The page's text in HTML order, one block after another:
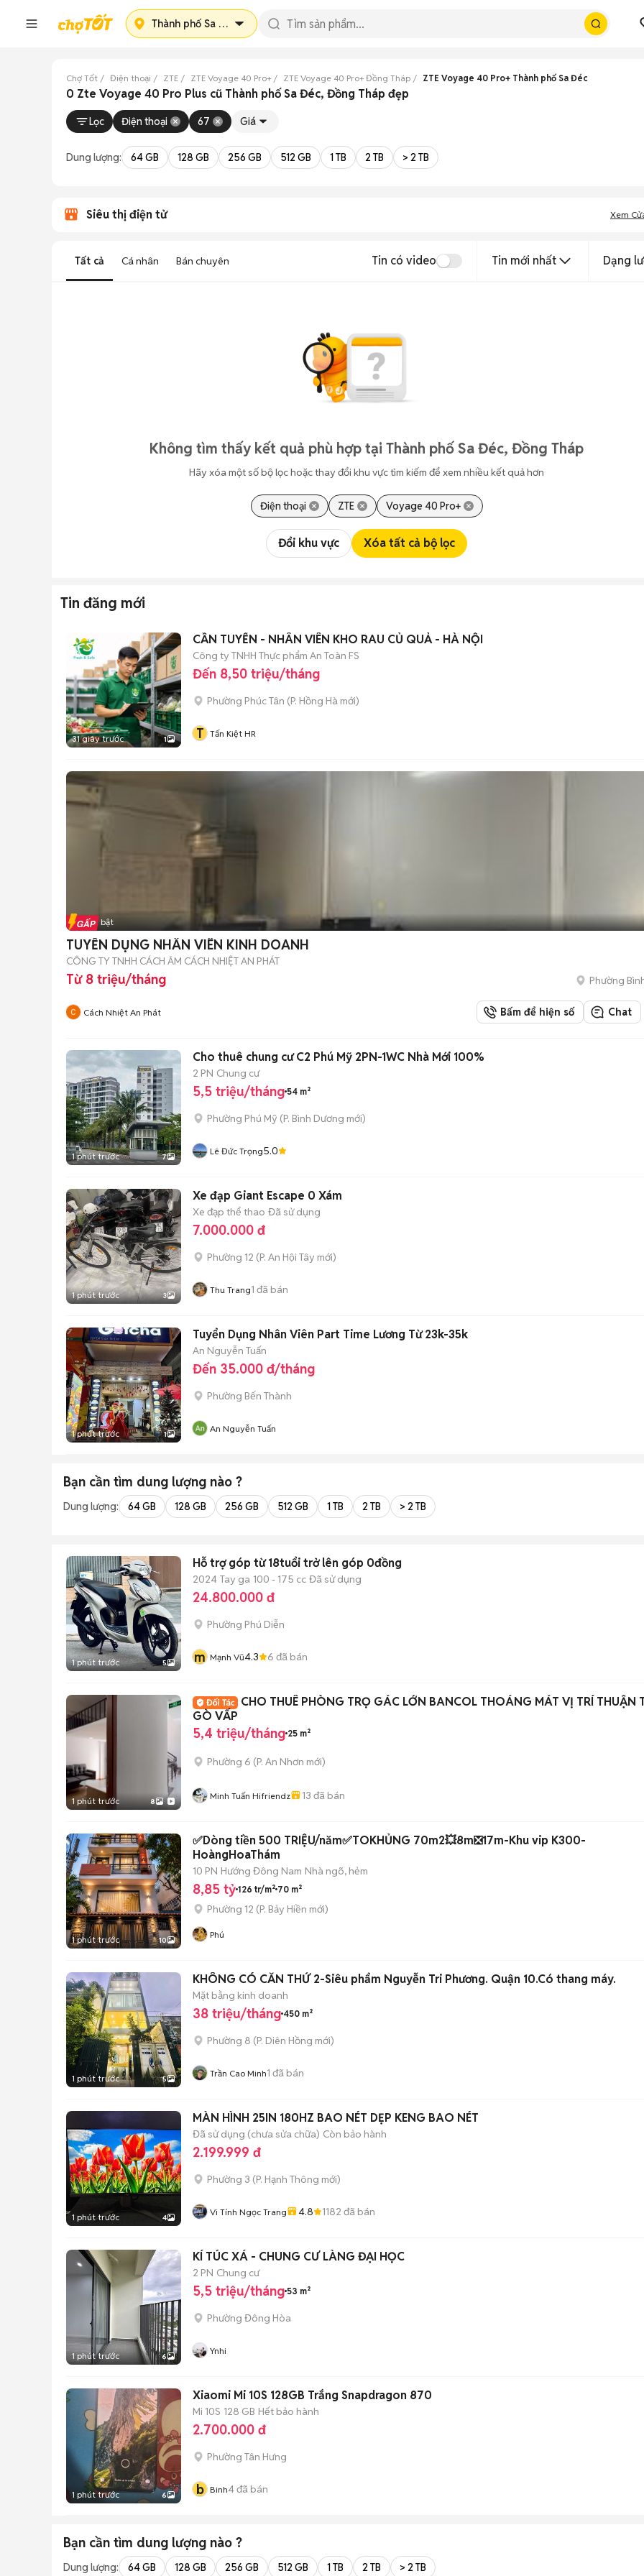
Thành phố Sa Đéc
Chợ Tốt Điện thoại ZTE ZTE Voyage 40 Pro+ ZTE Voyage 40 Pro+ Đồng Tháp ZTE Voyage 40 Pro+ Thành phố Sa Đéc
0 Zte Voyage 40 Pro Plus cũ Thành phố Sa Đéc, Đồng Tháp đẹp
Lọc Điện thoại 67 Giá
Dung lượng: 64 GB 128 GB 256 GB 512 GB 1 TB 2 TB > 2 TB
Siêu thị điện tử Xem
Tất cả Cá nhân Bán chuyên Tin có video Tin mới nhất Dạng
Không tìm thấy kết quả phù hợp tại Thành phố Sa Đéc, Đồng Tháp
Hãy xóa một số bộ lọc hoặc thay đổi khu vực tìm kiếm để xem nhiều kết quả hơn
Điện thoại ZTE Voyage 40 Pro+
Đổi khu vực Xóa tất cả bộ lọc
Tin đăng mới
31 giây trước 1
CẦN TUYỂN - NHÂN VIÊN KHO RAU CỦ QUẢ - HÀ NỘI
Công ty TNHH Thực phẩm An Toàn FS
Đến 8,50 triệu/tháng
Phường Phúc Tân (P. Hồng Hà mới)
T Tấn Kiệt HR
Tin nổi bật
TUYỂN DỤNG NHÂN VIÊN KINH DOANH
CÔNG TY TNHH CÁCH ÂM CÁCH NHIỆT AN PHÁT
Từ 8 triệu/tháng Phường
Cách Nhiệt An Phát Bấm để hiện số Chat
1 phút trước 7
Cho thuê chung cư C2 Phú Mỹ 2PN-1WC Nhà Mới 100%
2 PN Chung cư
5,5 triệu/tháng 54 m²
Phường Phú Mỹ (P. Bình Dương mới)
Lê Đức Trọng5.0
1 phút trước 3
Xe đạp Giant Escape 0 Xám
Xe đạp thể thao Đã sử dụng
7.000.000 đ
Phường 12 (P. An Hội Tây mới)
Thu Trang1 đã bán
1 phút trước 1
Tuyển Dụng Nhân Viên Part Time Lương Từ 23k-35k
An Nguyễn Tuấn
Đến 35.000 đ/tháng
Phường Bến Thành
An Nguyễn Tuấn
Bạn cần tìm dung lượng nào ?
Dung lượng: 64 GB 128 GB 256 GB 512 GB 1 TB 2 TB > 2 TB
1 phút trước 5
Hỗ trợ góp từ 18tuổi trở lên góp 0đồng
2024 Tay ga 100 - 175 cc Đã sử dụng
24.800.000 đ
Phường Phú Diễn
m Mạnh Vũ4.3 6 đã bán
1 phút trước 8
CHO THUÊ PHÒNG TRỌ GÁC LỚN BANCOL THOÁNG MÁT VỊ TRÍ THUẬN
GÒ VẤP
5,4 triệu/tháng 25 m²
Phường 6 (P. An Nhơn mới)
Minh Tuấn Hifriendz 13 đã bán
1 phút trước 10
✅Dòng tiền 500 TRIỆU/năm✅TOKHỦNG 70m2💥8m❎17m-Khu vip K300-
HoàngHoaThám
10 PN Hướng Đông Nam Nhà ngõ, hẻm
8,85 tỷ 126 tr/m² 70 m²
Phường 12 (P. Bảy Hiền mới)
Phú
1 phút trước 5
KHÔNG CÓ CĂN THỨ 2-Siêu phẩm Nguyễn Tri Phương. Quận 10.Có thang máy.
Mặt bằng kinh doanh
38 triệu/tháng 450 m²
Phường 8 (P. Diên Hồng mới)
Trần Cao Minh1 đã bán
1 phút trước 4
MÀN HÌNH 25IN 180HZ BAO NÉT DẸP KENG BAO NÉT
Đã sử dụng (chưa sửa chữa) Còn bảo hành
2.199.999 đ
Phường 3 (P. Hạnh Thông mới)
Vi Tính Ngọc Trang 4.8 1182 đã bán
1 phút trước 6
KÍ TÚC XÁ - CHUNG CƯ LÀNG ĐẠI HỌC
2 PN Chung cư
5,5 triệu/tháng 53 m²
Phường Đông Hòa
Ynhi
1 phút trước 6
Xiaomi Mi 10S 128GB Trắng Snapdragon 870
Mi 10S 128 GB Hết bảo hành
2.700.000 đ
Phường Tân Hưng
b Binh4đã bán
Bạn cần tìm dung lượng nào ?
Dung lượng: 64 GB 128 GB 256 GB 512 GB 1 TB 2 TB > 2 TB